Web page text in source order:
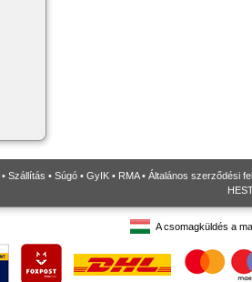
• Szállítás • Súgó • GyIK • RMA• Általános szerződési
A csomagküldés a